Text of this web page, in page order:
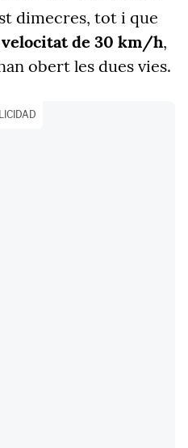
dimecres, tot i que
de 30 km/h,
obert les dues vies.